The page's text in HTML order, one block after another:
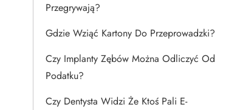
Przegrywają?
Gdzie Wziąć Kartony Do Przeprowadzki?
Czy Implanty Zębów Można Odliczyć Od
Podatku?
Czy Dentysta Widzi Że Ktoś Pali E-